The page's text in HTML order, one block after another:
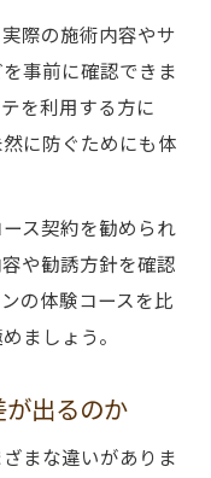
際の施術内容やサ
事前に確認できま
を利用する方に
に防ぐためにも体
ス契約を勧められ
や勧誘方針を確認
の体験コースを比
ましょう。
出るのか
まな違いがありま